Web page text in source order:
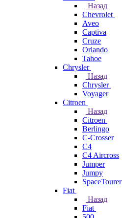
Назад
Chevrolet
Aveo
Captiva
Cruze
Orlando
Tahoe
Chrysler
Назад
Chrysler
Voyager
Citroen
Назад
Citroen
Berlingo
C-Crosser
C4
C4 Aircross
Jumper
Jumpy
SpaceTourer
Fiat
Назад
Fiat